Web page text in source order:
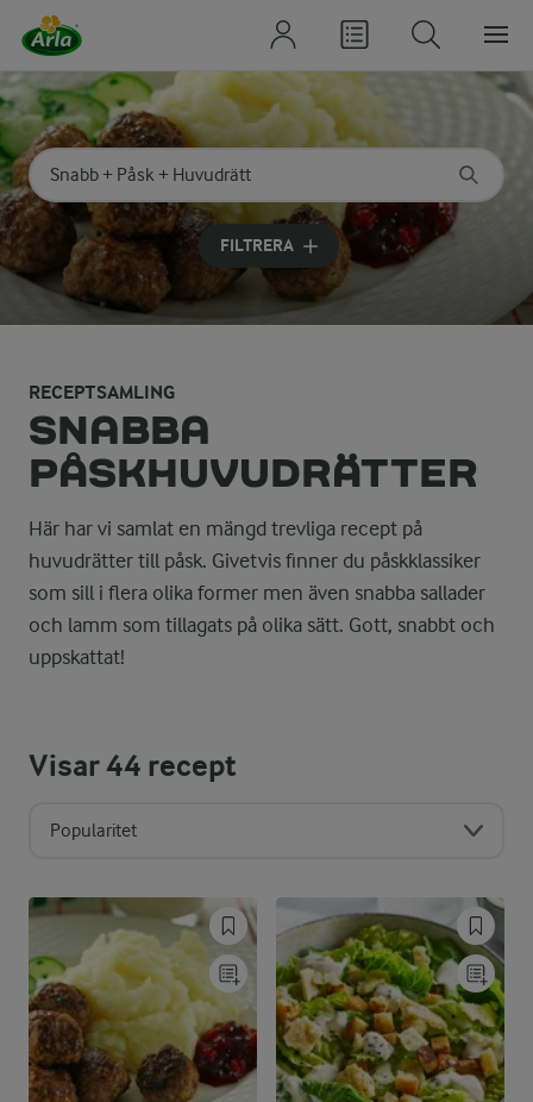
Sök på kategori eller ingrediens
Skriv in sökord för att få förslag
FILTRERA
RECEPTSAMLING
SNABBA
PÅSKHUVUDRÄTTER
Här har vi samlat en mängd trevliga recept på
huvudrätter till påsk. Givetvis finner du påskklassiker
som sill i flera olika former men även snabba sallader
och lamm som tillagats på olika sätt. Gott, snabbt och
uppskattat!
Visar44 recept
Popularitet